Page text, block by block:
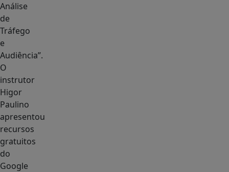
Análise
de
Tráfego
e
Audiência”.
O
instrutor
Higor
Paulino
apresentou
recursos
gratuitos
do
Google